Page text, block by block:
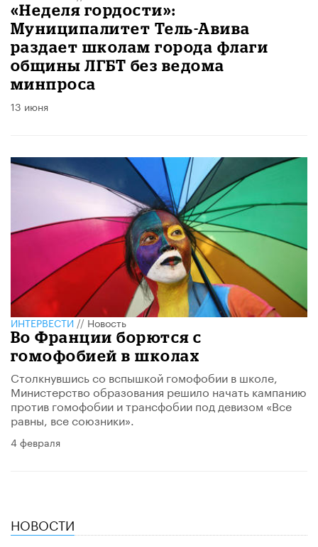
«Неделя гордости»:
Муниципалитет Тель-Авива
раздает школам города флаги
общины ЛГБТ без ведома
минпроса
13 июня
ИНТЕРВЕСТИ//Новость
Во Франции борются с
гомофобией в школах
Столкнувшись со вспышкой гомофобии в школе,
Министерство образования решило начать кампанию
против гомофобии и трансфобии под девизом «Все
равны, все союзники».
4 февраля
НОВОСТИ